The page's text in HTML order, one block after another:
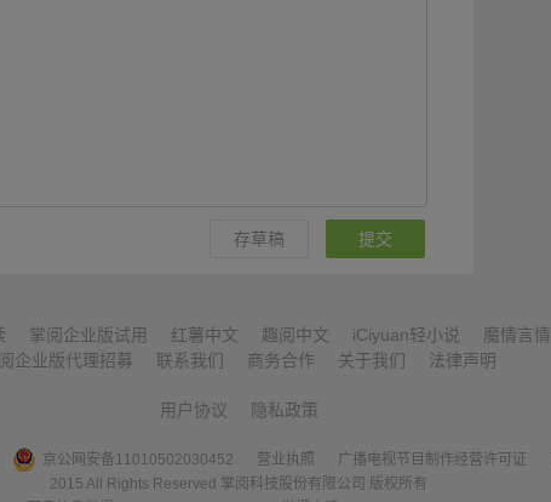
存草稿 提交
掌阅企业版试用 红薯中文 趣阅中文 iCiyuan轻小说 魔情言情
企业版代理招募
联系我们 商务合作 关于我们 法律声明
用户协议 隐私政策
京公网安备11010502030452 营业执照 广播电视节目制作经营许可证
2015 All Rights Reserved 掌阅科技股份有限公司 版权所有